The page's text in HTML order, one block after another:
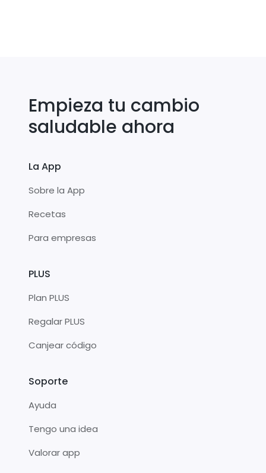
Empieza tu cambio
saludable ahora
La App
Sobre la App
Recetas
Para empresas
PLUS
Plan PLUS
Regalar PLUS
Canjear código
Soporte
Ayuda
Tengo una idea
Valorar app